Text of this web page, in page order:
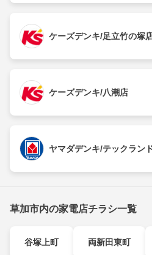
ケーズデンキ/足立竹の塚
ケーズデンキ/八潮店
ヤマダデンキ/テックラン
草加市内の家電店チラシ一覧
谷塚上町 両新田東町